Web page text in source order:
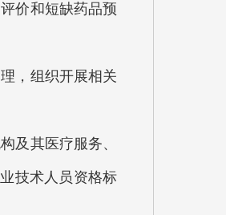
价和短缺药品预
，组织开展相关
及其医疗服务、
技术人员资格标